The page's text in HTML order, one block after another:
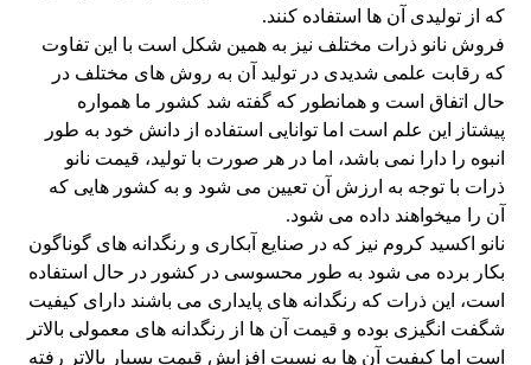
که از تولیدی آن ها استفاده کنند.
فروش نانو ذرات مختلف نیز به همین شکل است با این تفاوت
که رقابت علمی شدیدی در تولید آن به روش های مختلف در
حال اتفاق است و همانطور که گفته شد کشور ما همواره
پیشتاز این علم است اما توانایی استفاده از دانش خود به طور
انبوه را دارا نمی باشد، اما در هر صورت با تولید، قیمت نانو
ذرات با توجه به ارزش آن تعیین می شود و به کشور هایی که
آن را میخواهند داده می شود.
نانو اکسید کروم نیز که در صنایع آبکاری و رنگدانه های گوناگون
بکار برده می شود به طور محسوسی در کشور در حال استفاده
است، این ذرات که رنگدانه های پایداری می باشند دارای کیفیت
شگفت انگیزی بوده و قیمت آن ها از رنگدانه های معمولی بالاتر
است اما کیفیت آن ها به نسبت افزایش قیمت بسیار بالاتر رفته